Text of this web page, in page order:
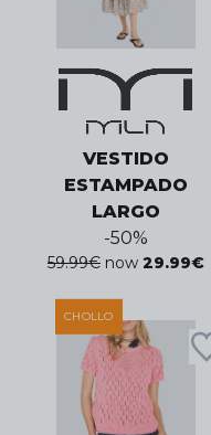
VESTIDO
ESTAMPADO
LARGO
-50%
59.99€ now 29.99€
CHOLLO